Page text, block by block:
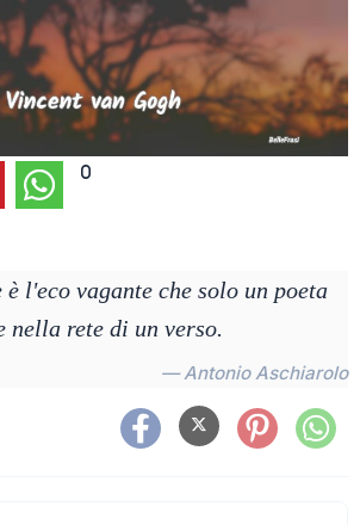
0
l'eco vagante che solo un poeta
nella rete di un verso.
— Antonio Aschiarolo